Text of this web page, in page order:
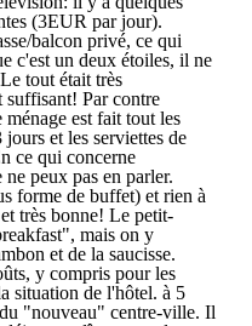
(3EUR par jour).
balcon privé, ce qui
c'est un deux étoiles, il ne
tout était très
suffisant! Par contre
est fait tout les
et les serviettes de
ce qui concerne
peux pas en parler.
forme de buffet) et rien à
très bonne! Le petit-
mais on y
et de la saucisse.
y compris pour les
situation de l'hôtel. à 5
"nouveau" centre-ville. Il